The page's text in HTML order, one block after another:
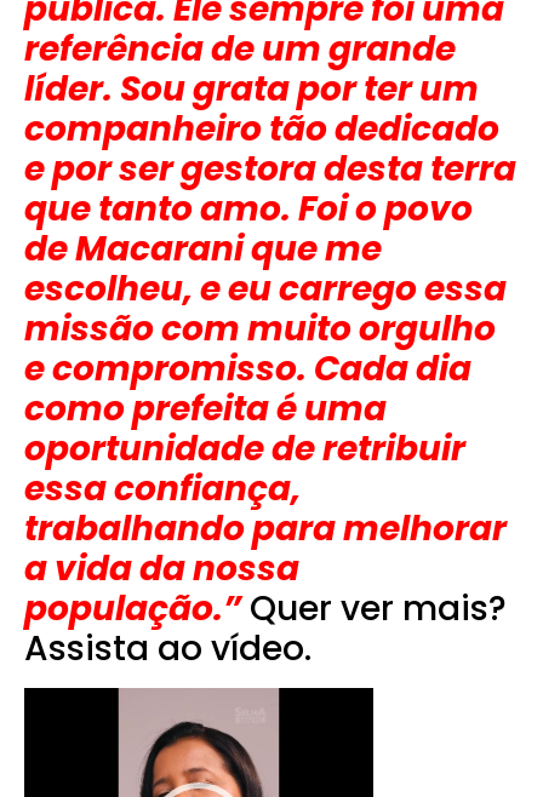
pública. Ele sempre foi uma
referência de um grande
líder. Sou grata por ter um
companheiro tão dedicado
e por ser gestora desta terra
que tanto amo. Foi o povo
de Macarani que me
escolheu, e eu carrego essa
missão com muito orgulho
e compromisso. Cada dia
como prefeita é uma
oportunidade de retribuir
essa confiança,
trabalhando para melhorar
a vida da nossa
população.”Quer ver mais?
Assista ao vídeo.